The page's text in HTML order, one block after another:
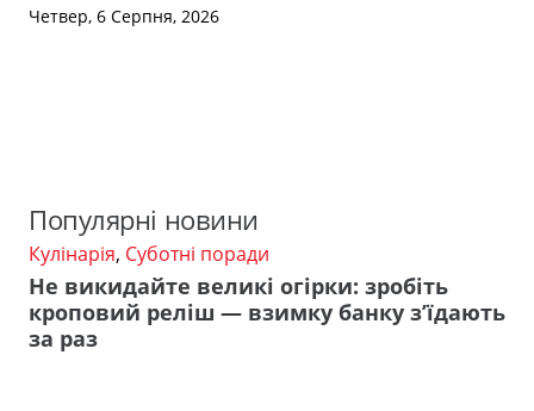
Четвер, 6 Серпня, 2026
Популярні новини
Кулінарія, Суботні поради
Не викидайте великі огірки: зробіть
кроповий реліш — взимку банку з’їдають
за раз